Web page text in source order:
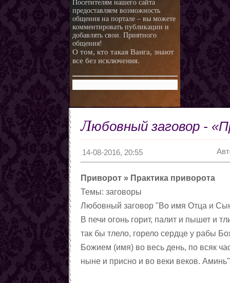
Посетителям нашего сайта
предоставляем возможность
общения на портале – вы можете
комментировать публикации и
добавлять свои. Приятного
общения!
О том, кто такая Ванга, знают
все без исключения.
Любовный заговор -
14-08-2016, 20:55
Приворот » Практика приворота
Темы: заговоры
Любовный заговор "Во имя Отца и
В печи огонь горит, палит и пышет и
так бы тлело, горело сердце у рабы
Божием (имя) во весь день, по всяк
ныне и присно и во веки веков. Аминь"